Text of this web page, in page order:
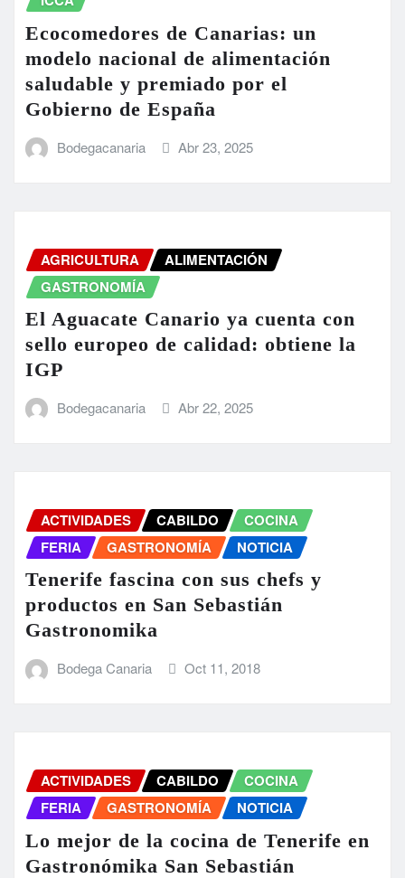
Ecocomedores de Canarias: un
modelo nacional de alimentación
saludable y premiado por el
Gobierno de España
Bodegacanaria Abr 23, 2025
AGRICULTURA
ALIMENTACIÓN
GASTRONOMÍA
El Aguacate Canario ya cuenta con
sello europeo de calidad: obtiene la
IGP
Bodegacanaria Abr 22, 2025
ACTIVIDADES CABILDO
COCINA
FERIA
GASTRONOMÍA NOTICIA
Tenerife fascina con sus chefs y
productos en San Sebastián
Gastronomika
Bodega Canaria Oct 11, 2018
ACTIVIDADES CABILDO
COCINA
FERIA
GASTRONOMÍA NOTICIA
Lo mejor de la cocina de Tenerife en
Gastronómika San Sebastián